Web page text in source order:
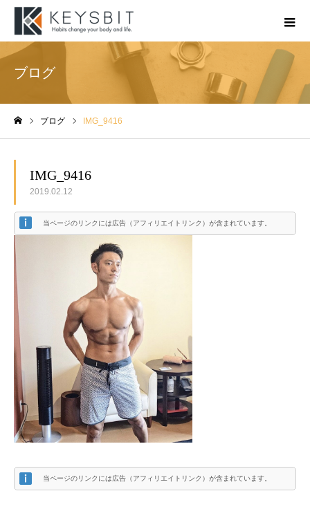
ブログ
ブログ IMG_9416
IMG_9416
2019.02.12
当ページのリンクには広告（アフィリエイトリンク）が含まれています。
当ページのリンクには広告（アフィリエイトリンク）が含まれています。